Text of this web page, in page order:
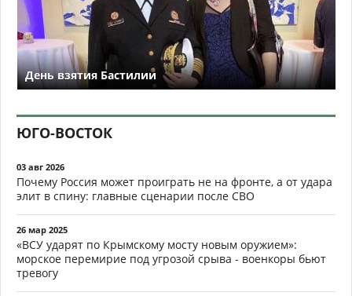
День взятия Бастилии
ЮГО-ВОСТОК
03 авг 2026
Почему Россия может проиграть не на фронте, а от удара
элит в спину: главные сценарии после СВО
26 мар 2025
«ВСУ ударят по Крымскому мосту новым оружием»:
морское перемирие под угрозой срыва - военкоры бьют
тревогу